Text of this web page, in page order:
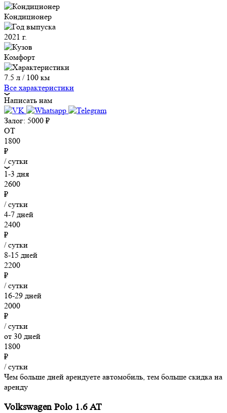
Кондиционер
2021 г.
Комфорт
7.5 л / 100 км
Все характеристики
Написать нам
Залог: 5000 ₽
ОТ
1800
₽
/ сутки
1-3 дня
2600
₽
/ сутки
4-7 дней
2400
₽
/ сутки
8-15 дней
2200
₽
/ сутки
16-29 дней
2000
₽
/ сутки
от 30 дней
1800
₽
/ сутки
Чем больше дней арендуете автомобиль, тем больше скидка на
аренду
Volkswagen Polo 1.6 AT